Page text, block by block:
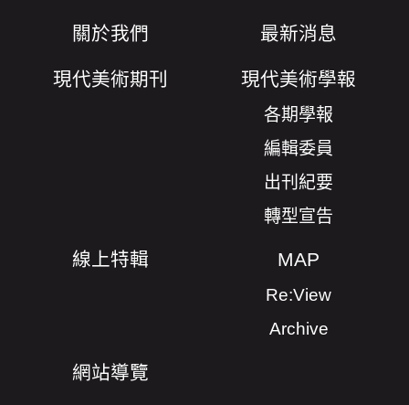
關於我們 最新消息
現代美術期刊 現代美術學報
各期學報
編輯委員
出刊紀要
轉型宣告
線上特輯 MAP
Re:View
Archive
網站導覽